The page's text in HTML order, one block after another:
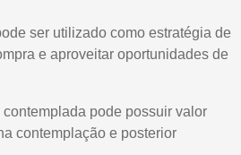
ser utilizado como estratégia de
e aproveitar oportunidades de
pode possuir valor
contemplação e posterior